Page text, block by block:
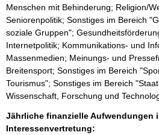
Menschen mit Behinderung; Religion/
Seniorenpolitik; Sonstiges im Bereich
soziale Gruppen";
Internetpolitik; Kommunikations- und
Massenmedien; Meinungs- und
Breitensport; Sonstiges im Bereich
Tourismus"; Sonstiges im Bereich
Wissenschaft, Forschung und
Jährliche finanzielle Aufwendungen
Interessenvertretung: